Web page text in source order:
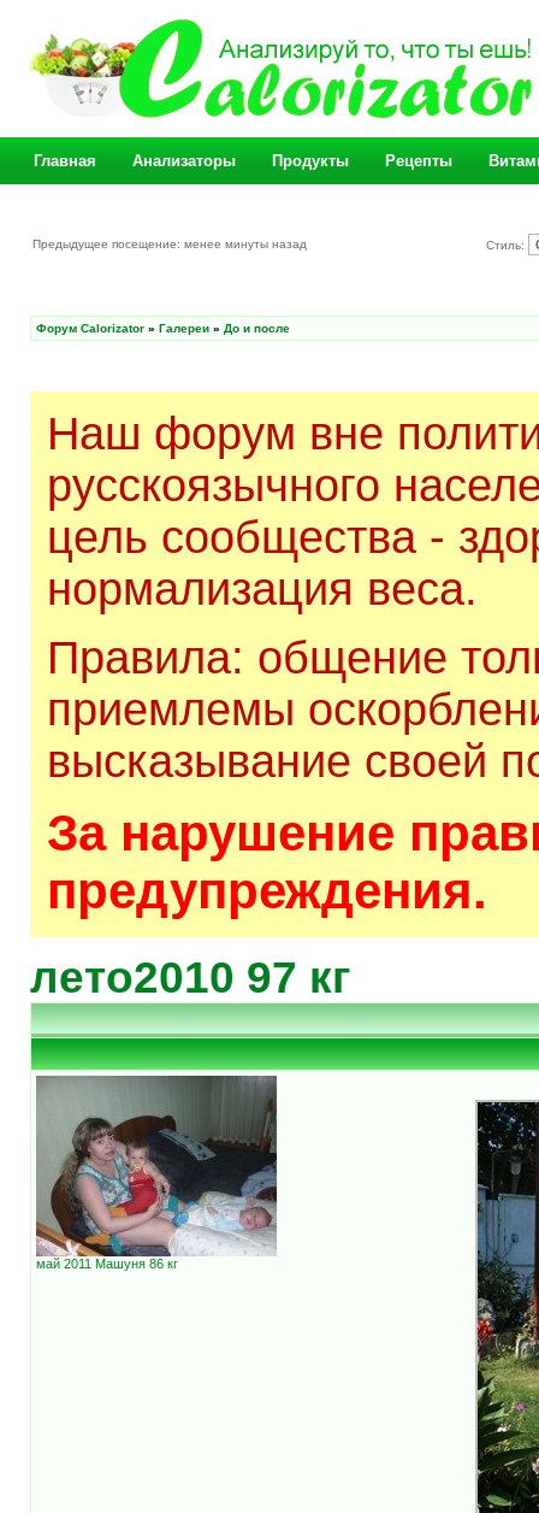
Главная Анализаторы Продукты Рецепты
Предыдущее посещение: менее минуты назад Стиль:
Форум Calorizator » Галереи » До и после
Наш форум вне
русскоязычного
цель сообщества -
нормализация веса.
Правила: общение
приемлемы
высказывание своей
За нарушение
предупреждения.
лето2010 97 кг
май 2011 Машуня 86 кг